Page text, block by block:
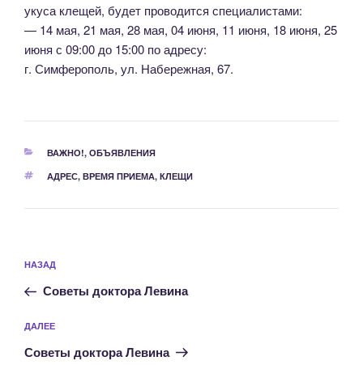
укуса клещей, будет проводится специалистами:
— 14 мая, 21 мая, 28 мая, 04 июня, 11 июня, 18 июня, 25
июня с 09:00 до 15:00 по адресу:
г. Симферополь, ул. Набережная, 67.
РУБРИКИ
ВАЖНО!, ОБЪЯВЛЕНИЯ
МЕТКИ
АДРЕС, ВРЕМЯ ПРИЕМА, КЛЕЩИ
по
записям
Предыдущая
запись:
НАЗАД
Советы доктора Левина
Следующая
запись
ДАЛЕЕ
Советы доктора Левина